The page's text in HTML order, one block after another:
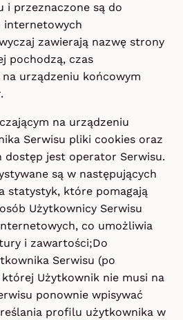
i przeznaczone są do
internetowych
zawierają nazwę strony
pochodzą, czas
urządzeniu końcowym
na urządzeniu
Serwisu pliki cookies oraz
dostęp jest operator Serwisu.
są w następujących
statystyk, które pomagają
Użytkownicy Serwisu
co umożliwia
i zawartości;Do
Serwisu (po
Użytkownik nie musi na
ponownie wpisywać
profilu użytkownika w